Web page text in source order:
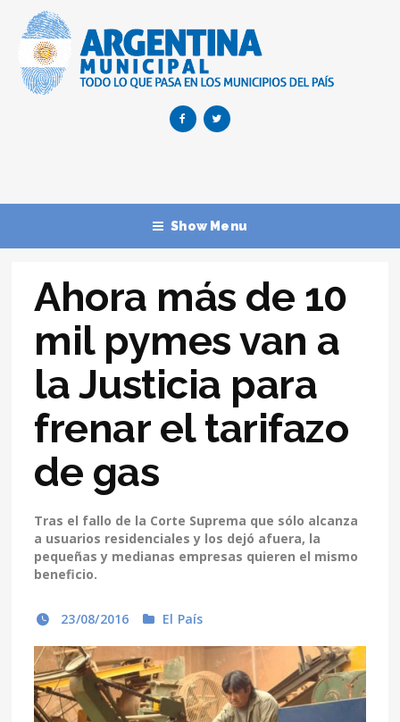
Show Menu
Ahora más de 10
mil pymes van a
la Justicia para
frenar el tarifazo
de gas
Tras el fallo de la Corte Suprema que sólo alcanza
a usuarios residenciales y los dejó afuera, la
pequeñas y medianas empresas quieren el mismo
beneficio.
23/08/2016 El País